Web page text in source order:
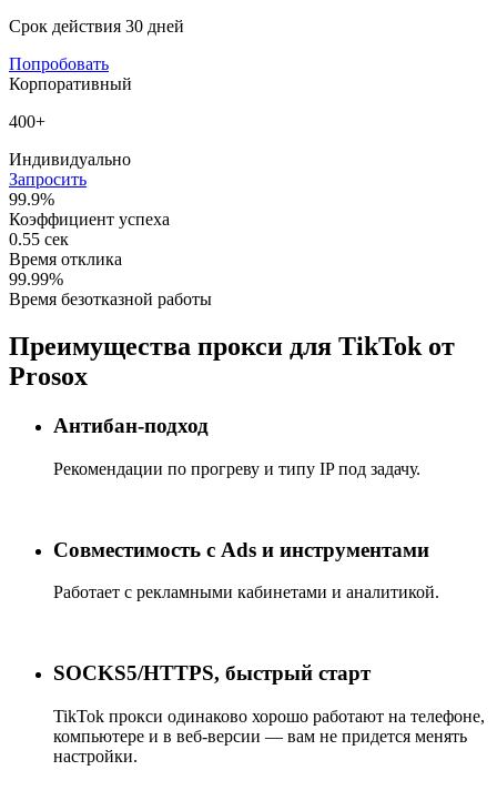
Срок действия 30 дней
Попробовать
Корпоративный
400+
Индивидуально
Запросить
99.9%
Коэффициент успеха
0.55 сек
Время отклика
99.99%
Время безотказной работы
Преимущества прокси для TikTok от
Prosox
Антибан‑подход
Рекомендации по прогреву и типу IP под задачу.
Совместимость с Ads и инструментами
Работает с рекламными кабинетами и аналитикой.
SOCKS5/HTTPS, быстрый старт
TikTok прокси одинаково хорошо работают на телефоне,
компьютере и в веб-версии — вам не придется менять
настройки.